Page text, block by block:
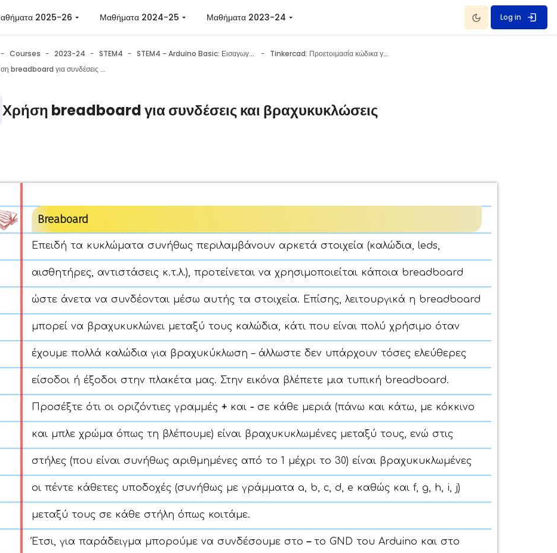
2025-26 Μαθήματα 2024-25 Μαθήματα 2023-24 Dark Mode
Log in
Courses 2023-24 STEM4 STEM4 - Arduino Basic: Εισαγωγή στην εκπαιδευτική ρομποτική με χρήση του Arduino
Tinkercad: Προετοιμασία κώδικα για Arduino
Χρήση breadboard για συνδέσεις και βραχυκυκλώσεις
Χρήση breadboard για συνδέσεις και βραχυκυκλώσεις
Breaboard
Επειδή τα κυκλώματα συνήθως περιλαμβάνουν αρκετά στοιχεία (καλώδια, leds,
αισθητήρες, αντιστάσεις κ.τ.λ.), προτείνεται να χρησιμοποιείται κάποια breadboard
ώστε άνετα να συνδέονται μέσω αυτής τα στοιχεία. Επίσης, λειτουργικά η breadboard
μπορεί να βραχυκυκλώνει μεταξύ τους καλώδια, κάτι που είναι πολύ χρήσιμο όταν
έχουμε πολλά καλώδια για βραχυκύκλωση – άλλωστε δεν υπάρχουν τόσες ελεύθερες
είσοδοι ή έξοδοι στην πλακέτα μας. Στην εικόνα βλέπετε μια τυπική breadboard.
Προσέξτε ότι οι οριζόντιες γραμμές + και -σε κάθε μεριά (πάνω και κάτω, με κόκκινο
και μπλε χρώμα όπως τη βλέπουμε) είναι βραχυκυκλωμένες μεταξύ τους, ενώ στις
στήλες (που είναι συνήθως αριθμημένες από το 1 μέχρι το 30) είναι βραχυκυκλωμένες
οι πέντε κάθετες υποδοχές (συνήθως με γράμματα a, b, c, d, e καθώς και f, g, h, i, j)
μεταξύ τους σε κάθε στήλη όπως κοιτάμε.
Έτσι, για παράδειγμα μπορούμε να συνδέσουμε στο–το GND του Arduino και στο